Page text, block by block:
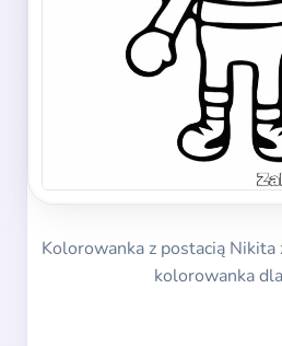
Kolorowanka z postacią Nikita
kolorowanka